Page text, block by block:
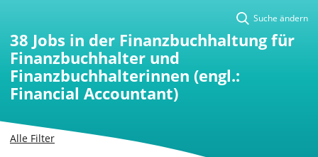
Alle Filter
Suche ändern
38 Jobs in der Finanzbuchhaltung für
Finanzbuchhalter und
Finanzbuchhalterinnen (engl.:
Financial Accountant)